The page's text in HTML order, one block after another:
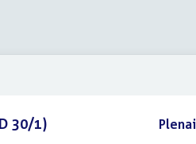
30/1)